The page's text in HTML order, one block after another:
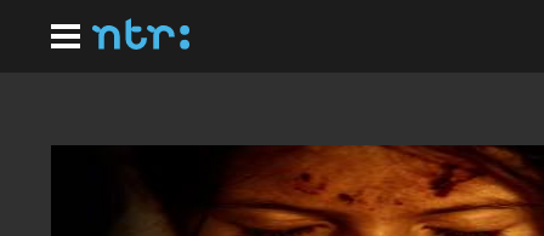
hoofdinhoud